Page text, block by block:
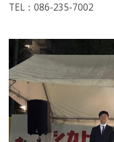
TEL：086-235-7002